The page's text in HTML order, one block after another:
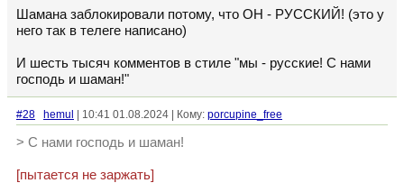
Шамана заблокировали потому, что ОН - РУССКИЙ! (это у
него так в телеге написано)
И шесть тысяч комментов в стиле "мы - русские! С нами
господь и шаман!"
#28 hemul | 10:41 01.08.2024 | Кому: porcupine_free
> С нами господь и шаман!
[пытается не заржать]